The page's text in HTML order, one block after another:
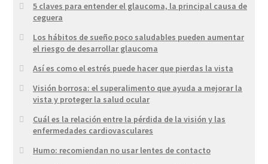
5 claves para entender el glaucoma, la principal causa de
ceguera
Los hábitos de sueño poco saludables pueden aumentar
el riesgo de desarrollar glaucoma
Así es como el estrés puede hacer que pierdas la vista
Visión borrosa: el superalimento que ayuda a mejorar la
vista y proteger la salud ocular
Cuál es la relación entre la pérdida de la visión y las
enfermedades cardiovasculares
Humo: recomiendan no usar lentes de contacto